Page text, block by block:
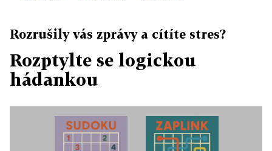
Rozrušily vás zprávy a cítíte stres?
Rozptylte se logickou
hádankou